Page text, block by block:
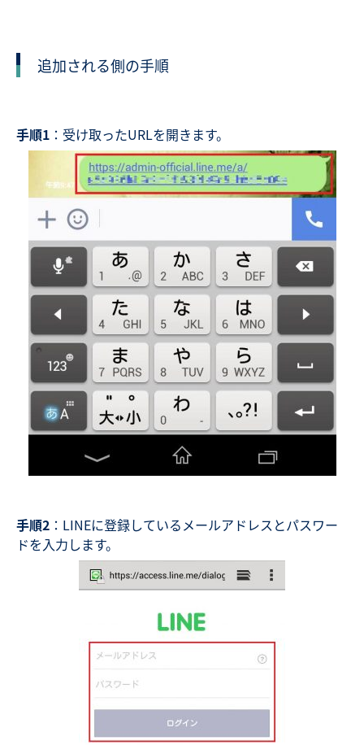
追加される側の手順
手順1 ：受け取ったURLを開きます。
手順2 ：LINEに登録しているメールアドレスとパスワー
ドを入力します。